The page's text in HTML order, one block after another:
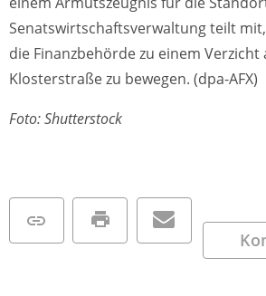
Senatswirtschaftsverwaltung teilt
die Finanzbehörde zu einem Verzicht
Klosterstraße zu bewegen. (dpa-AFX)
Foto: Shutterstock